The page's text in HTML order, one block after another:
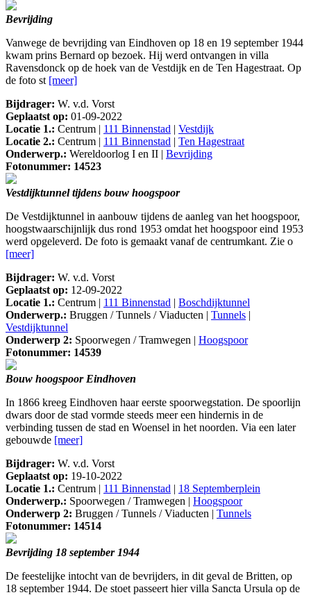
Bevrijding
Vanwege de bevrijding van Eindhoven op 18 en 19 september 1944
kwam prins Bernard op bezoek. Hij werd ontvangen in villa
Ravensdonck op de hoek van de Vestdijk en de Ten Hagestraat. Op
de foto st [meer]
Bijdrager: W. v.d. Vorst
Geplaatst op: 01-09-2022
Locatie 1.: Centrum | 111 Binnenstad | Vestdijk
Locatie 2.: Centrum | 111 Binnenstad | Ten Hagestraat
Onderwerp.: Wereldoorlog I en II | Bevrijding
Fotonummer: 14523
Vestdijktunnel tijdens bouw hoogspoor
De Vestdijktunnel in aanbouw tijdens de aanleg van het hoogspoor,
hoogstwaarschijnlijk dus rond 1953 omdat het hoogspoor eind 1953
werd opgeleverd. De foto is gemaakt vanaf de centrumkant. Zie o
[meer]
Bijdrager: W. v.d. Vorst
Geplaatst op: 12-09-2022
Locatie 1.: Centrum | 111 Binnenstad | Boschdijktunnel
Onderwerp.: Bruggen / Tunnels / Viaducten | Tunnels |
Vestdijktunnel
Onderwerp 2: Spoorwegen / Tramwegen | Hoogspoor
Fotonummer: 14539
Bouw hoogspoor Eindhoven
In 1866 kreeg Eindhoven haar eerste spoorwegstation. De spoorlijn
dwars door de stad vormde steeds meer een hindernis in de
verbinding tussen de stad en Woensel in het noorden. Via een later
gebouwde [meer]
Bijdrager: W. v.d. Vorst
Geplaatst op: 19-10-2022
Locatie 1.: Centrum | 111 Binnenstad | 18 Septemberplein
Onderwerp.: Spoorwegen / Tramwegen | Hoogspoor
Onderwerp 2: Bruggen / Tunnels / Viaducten | Tunnels
Fotonummer: 14514
Bevrijding 18 september 1944
De feestelijke intocht van de bevrijders, in dit geval de Britten, op
18 september 1944. De stoet passeert hier villa Sancta Ursula op de